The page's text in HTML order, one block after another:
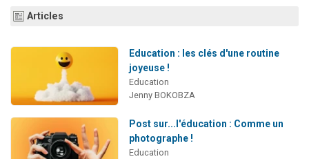
2 personnes viennent de faire un don pour 1 Journée de Vacances Pour les Enfants
3 nouvelles musiques dans Torah-Box Music
Articles
Education : les clés d'une routine
joyeuse !
Education
Jenny BOKOBZA
Post sur...l'éducation : Comme un
photographe !
Education